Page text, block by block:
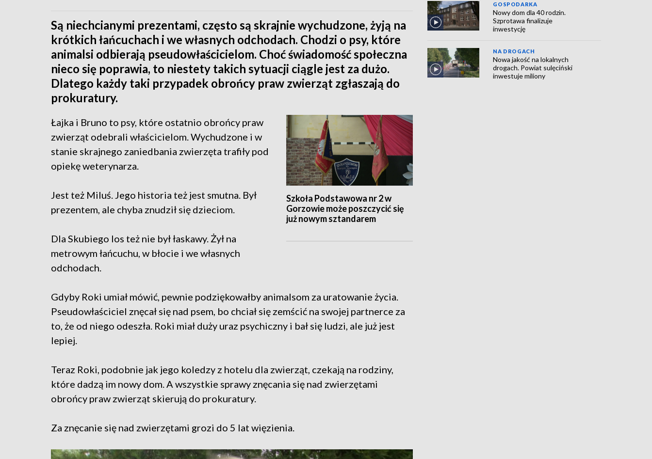
Są niechcianymi prezentami, często są skrajnie wychudzone, żyją na
krótkich łańcuchach i we własnych odchodach. Chodzi o psy, które
animalsi odbierają pseudowłaścicielom. Choć świadomość społeczna
nieco się poprawia, to niestety takich sytuacji ciągle jest za dużo.
Dlatego każdy taki przypadek obrońcy praw zwierząt zgłaszają do
prokuratury.
Szkoła Podstawowa nr 2 w
Gorzowie może poszczycić się
już nowym sztandarem
Łajka i Bruno to psy, które ostatnio obrońcy praw
zwierząt odebrali właścicielom. Wychudzone i w
stanie skrajnego zaniedbania zwierzęta trafiły pod
opiekę weterynarza.
Jest też Miluś. Jego historia też jest smutna. Był
prezentem, ale chyba znudził się dzieciom.
Dla Skubiego los też nie był łaskawy. Żył na
metrowym łańcuchu, w błocie i we własnych
odchodach.
Gdyby Roki umiał mówić, pewnie podziękowałby animalsom za uratowanie życia.
Pseudowłaściciel znęcał się nad psem, bo chciał się zemścić na swojej partnerce za
to, że od niego odeszła. Roki miał duży uraz psychiczny i bał się ludzi, ale już jest
lepiej.
Teraz Roki, podobnie jak jego koledzy z hotelu dla zwierząt, czekają na rodziny,
które dadzą im nowy dom. A wszystkie sprawy znęcania się nad zwierzętami
obrońcy praw zwierząt skierują do prokuratury.
Za znęcanie się nad zwierzętami grozi do 5 lat więzienia.
GOSPODARKA
Nowy dom dla 40 rodzin.
Szprotawa finalizuje
inwestycję
NA DROGACH
Nowa jakość na lokalnych
drogach. Powiat sulęciński
inwestuje miliony